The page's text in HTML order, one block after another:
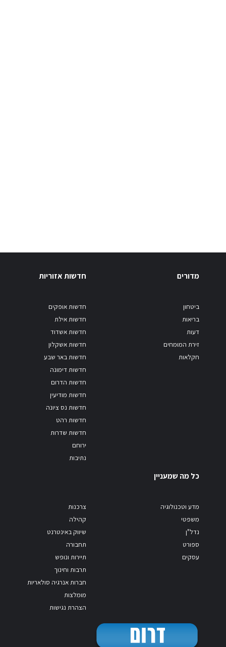
מדורים
ביטחון
בריאות
דעות
זירת המומחים
חקלאות
חדשות אזוריות
חדשות אופקים
חדשות אילת
חדשות אשדוד
חדשות אשקלון
חדשות באר שבע
חדשות דימונה
חדשות הדרום
חדשות מודיעין
חדשות נס ציונה
חדשות רהט
חדשות שדרות
ירוחם
נתיבות
כל מה שמעניין
מדע וטכנולוגיה
משפטי
נדל"ן
ספורט
עסקים
צרכנות
קהילה
שיווק באינטרנט
תחבורה
תיירות ונופש
תרבות וחינוך
חברות אנרגיה סולאריות
מומלצות
הצהרת נגישות